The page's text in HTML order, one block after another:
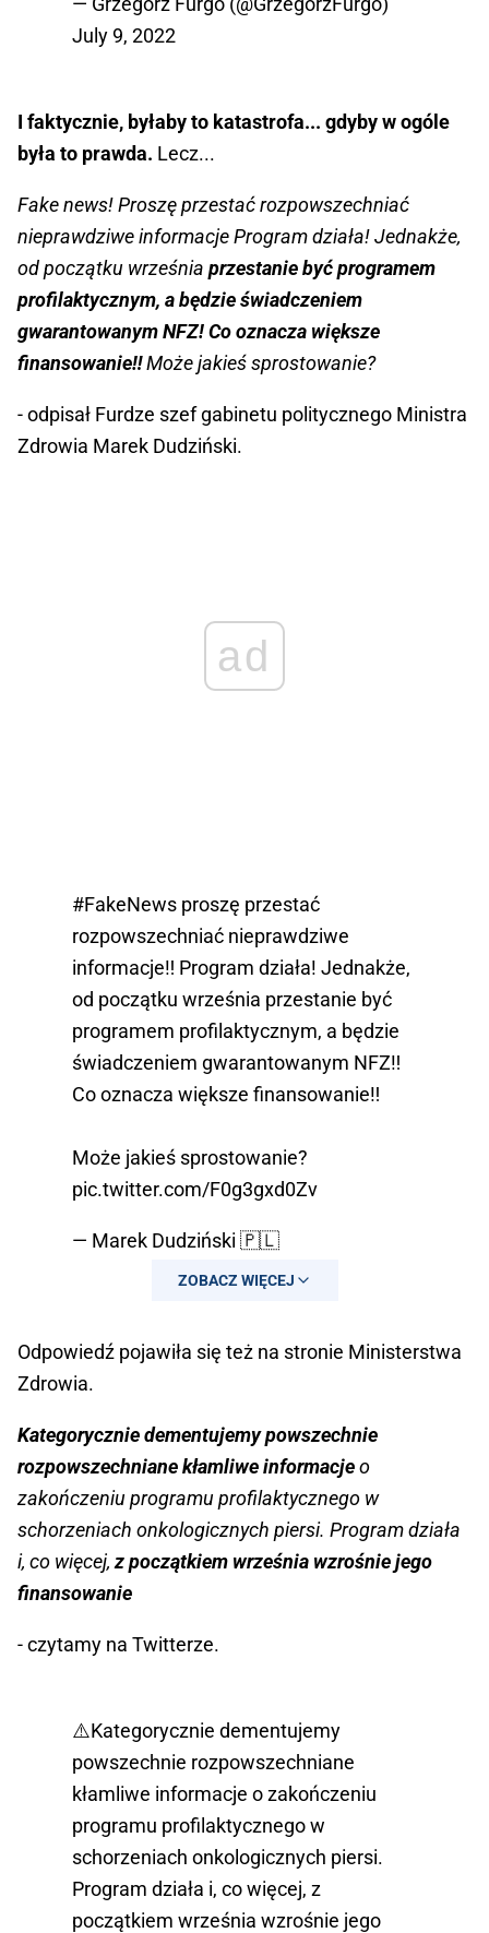
July 9, 2022
I faktycznie, byłaby to katastrofa... gdyby w ogóle
była to prawda. Lecz...
Fake news! Proszę przestać rozpowszechniać
nieprawdziwe informacje Program działa! Jednakże,
od początku września przestanie być programem
profilaktycznym, a będzie świadczeniem
gwarantowanym NFZ! Co oznacza większe
finansowanie‼️Może jakieś sprostowanie?
- odpisał Furdze szef gabinetu politycznego Ministra
Zdrowia Marek Dudziński.
ad
#FakeNews proszę przestać
rozpowszechniać nieprawdziwe
informacje‼️ Program działa! Jednakże,
od początku września przestanie być
programem profilaktycznym, a będzie
świadczeniem gwarantowanym NFZ‼️
Co oznacza większe finansowanie‼️
Może jakieś sprostowanie?
pic.twitter.com/F0g3gxd0Zv
— Marek Dudziński 🇵🇱
(@dudzinski_marek)July 10, 2022
ZOBACZ WIĘCEJ
Odpowiedź pojawiła się też na stronie Ministerstwa
Zdrowia.
Kategorycznie dementujemy powszechnie
rozpowszechniane kłamliwe informacjeo
zakończeniu programu profilaktycznego w
schorzeniach onkologicznych piersi. Program działa
i, co więcej, z początkiem września wzrośnie jego
finansowanie
- czytamy na Twitterze.
⚠️Kategorycznie dementujemy
powszechnie rozpowszechniane
kłamliwe informacje o zakończeniu
programu profilaktycznego w
schorzeniach onkologicznych piersi.
Program działa i, co więcej, z
początkiem września wzrośnie jego